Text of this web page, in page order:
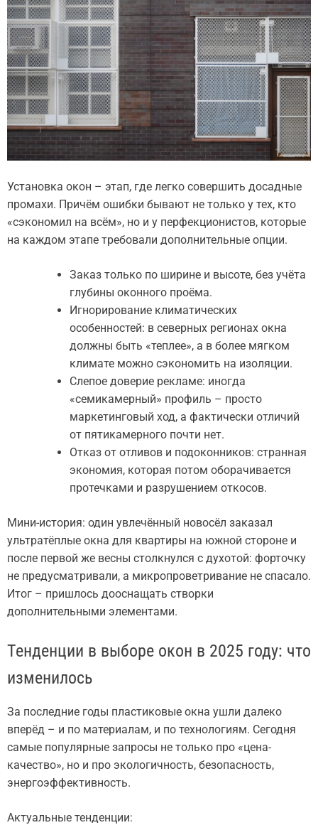
Установка окон – этап, где легко совершить досадные
промахи. Причём ошибки бывают не только у тех, кто
«сэкономил на всём», но и у перфекционистов, которые
на каждом этапе требовали дополнительные опции.
Заказ только по ширине и высоте, без учёта
глубины оконного проёма.
Игнорирование климатических
особенностей: в северных регионах окна
должны быть «теплее», а в более мягком
климате можно сэкономить на изоляции.
Слепое доверие рекламе: иногда
«семикамерный» профиль – просто
маркетинговый ход, а фактически отличий
от пятикамерного почти нет.
Отказ от отливов и подоконников: странная
экономия, которая потом оборачивается
протечками и разрушением откосов.
Мини-история: один увлечённый новосёл заказал
ультратёплые окна для квартиры на южной стороне и
после первой же весны столкнулся с духотой: форточку
не предусматривали, а микропроветривание не спасало.
Итог – пришлось дооснащать створки
дополнительными элементами.
Тенденции в выборе окон в 2025 году: что
изменилось
За последние годы пластиковые окна ушли далеко
вперёд – и по материалам, и по технологиям. Сегодня
самые популярные запросы не только про «цена-
качество», но и про экологичность, безопасность,
энергоэффективность.
Актуальные тенденции: